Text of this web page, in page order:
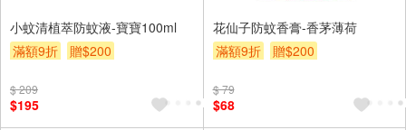
小蚊清植萃防蚊液-寶寶100ml
滿額9折
贈$200
$ 209
$195
花仙子防蚊香膏-香茅薄荷
滿額9折
贈$200
$ 79
$68